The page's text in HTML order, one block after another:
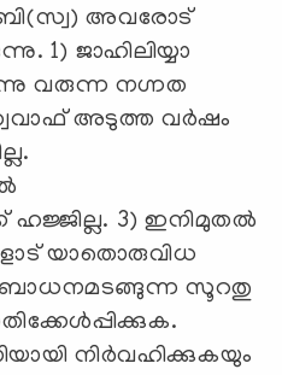
അവരോട്
1) ജാഹിലിയ്യാ
വരുന്ന നഗ്നത
ത്വവാഫ് അടുത്ത വര്‍ഷം
ഹജ്ജില്ല. 3) ഇനിമുതല്‍
യാതൊരുവിധ
സൂറതു
നിര്‍വഹിക്കുകയും